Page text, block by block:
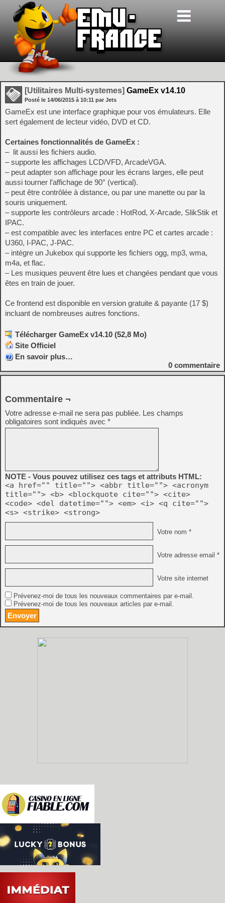
[Utilitaires Multi-systemes] GameEx v14.10
Posté le 14/06/2015 à 10:11 par Jets
GameEx est une interface graphique pour vos émulateurs. Elle
sert également de lecteur vidéo, DVD et CD.
Certaines fonctionnalités de GameEx :
– lit aussi les fichiers audio.
– supporte les affichages LCD/VFD, ArcadeVGA.
– peut adapter son affichage pour les écrans larges, elle peut
aussi tourner l’affichage de 90° (vertical).
– peut être contrôlée à distance, ou par une manette ou par la
souris uniquement.
– supporte les contrôleurs arcade : HotRod, X-Arcade, SlikStik et
IPAC.
– est compatible avec les interfaces entre PC et cartes arcade :
U360, I-PAC, J-PAC.
– intègre un Jukebox qui supporte les fichiers ogg, mp3, wma,
m4a, et flac.
– Les musiques peuvent être lues et changées pendant que vous
êtes en train de jouer.
Ce frontend est disponible en version gratuite & payante (17 $)
incluant de nombreuses autres fonctions.
Télécharger GameEx v14.10 (52,8 Mo)
Site Officiel
En savoir plus…
0 commentaire
Commentaire ¬
Votre adresse e-mail ne sera pas publiée. Les champs
obligatoires sont indiqués avec *
NOTE - Vous pouvez utilisez ces tags et attributs HTML:
<a href="" title=""> <abbr title=""> <acronym
title=""> <b> <blockquote cite=""> <cite>
<code> <del datetime=""> <em> <i> <q cite="">
<s> <strike> <strong>
Votre nom *
Votre adresse email *
Votre site internet
Prévenez-moi de tous les nouveaux commentaires par e-mail.
Prévenez-moi de tous les nouveaux articles par e-mail.